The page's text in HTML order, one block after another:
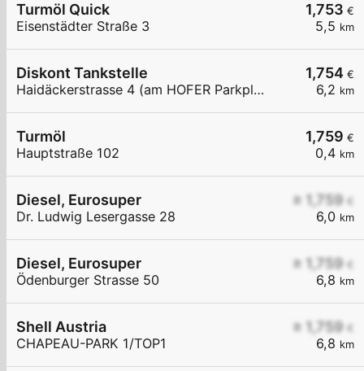
1,753 €
5,5 km
Turmöl Quick
Eisenstädter Straße 3
1,754 €
6,2 km
Diskont Tankstelle
Haidäckerstrasse 4 (am HOFER Parkplatz)
1,759 €
0,4 km
Turmöl
Hauptstraße 102
≥ 1,759 €
6,0 km
Diesel, Eurosuper
Dr. Ludwig Lesergasse 28
≥ 1,759 €
6,8 km
Diesel, Eurosuper
Ödenburger Strasse 50
≥ 1,759 €
6,8 km
Shell Austria
CHAPEAU-PARK 1/TOP1